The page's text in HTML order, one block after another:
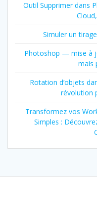
Outil Supprimer dans
Simuler un
Photoshop — mise à
mais
Rotation d’objets
révolution
Transformez vos
Simples :